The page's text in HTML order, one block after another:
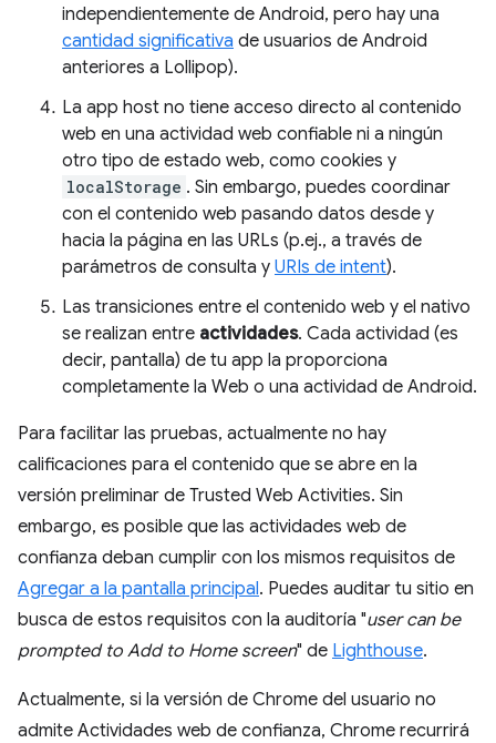
independientemente de Android, pero hay una
cantidad significativa de usuarios de Android
anteriores a Lollipop).
La app host no tiene acceso directo al contenido
web en una actividad web confiable ni a ningún
otro tipo de estado web, como cookies y
localStorage . Sin embargo, puedes coordinar
con el contenido web pasando datos desde y
hacia la página en las URLs (p.ej., a través de
parámetros de consulta y URIs de intent).
Las transiciones entre el contenido web y el nativo
se realizan entre actividades. Cada actividad (es
decir, pantalla) de tu app la proporciona
completamente la Web o una actividad de Android.
Para facilitar las pruebas, actualmente no hay
calificaciones para el contenido que se abre en la
versión preliminar de Trusted Web Activities. Sin
embargo, es posible que las actividades web de
confianza deban cumplir con los mismos requisitos de
Agregar a la pantalla principal. Puedes auditar tu sitio en
busca de estos requisitos con la auditoría "user can be
prompted to Add to Home screen" de Lighthouse.
Actualmente, si la versión de Chrome del usuario no
admite Actividades web de confianza, Chrome recurrirá